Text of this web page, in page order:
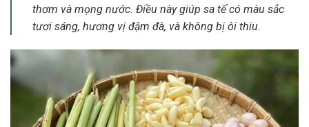
thơm và mọng nước. Điều này giúp sa tế có màu sắc
tươi sáng, hương vị đậm đà, và không bị ôi thiu.